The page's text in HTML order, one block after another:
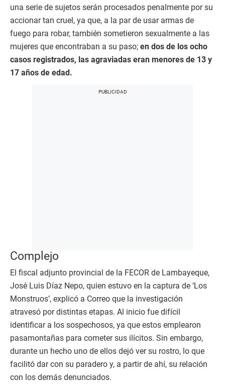
una serie de sujetos serán procesados penalmente por su
accionar tan cruel, ya que, a la par de usar armas de
fuego para robar, también sometieron sexualmente a las
mujeres que encontraban a su paso; en dos de los ocho
casos registrados, las agraviadas eran menores de 13 y
17 años de edad.
Complejo
El fiscal adjunto provincial de la FECOR de Lambayeque,
José Luis Díaz Nepo, quien estuvo en la captura de ‘Los
Monstruos’, explicó a Correo que la investigación
atravesó por distintas etapas. Al inicio fue difícil
identificar a los sospechosos, ya que estos emplearon
pasamontañas para cometer sus ilícitos. Sin embargo,
durante un hecho uno de ellos dejó ver su rostro, lo que
facilitó dar con su paradero y, a partir de ahí, su relación
con los demás denunciados.